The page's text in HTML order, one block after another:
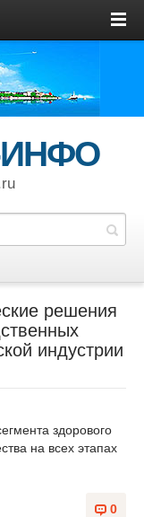
ИНФО
решения
индустрии
здорового
на всех этапах
0